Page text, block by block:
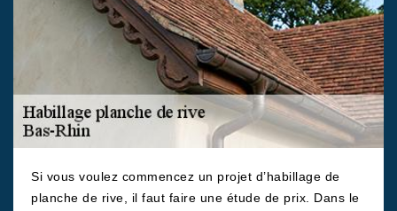
Si vous voulez commencez un projet d’habillage de
planche de rive, il faut faire une étude de prix. Dans le